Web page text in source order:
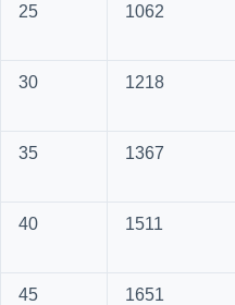
25 1062
30 1218
35 1367
40 1511
45 1651